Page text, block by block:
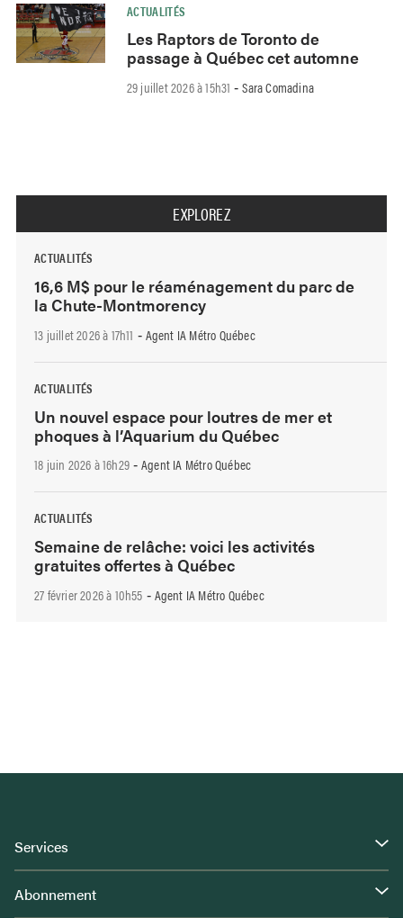
ACTUALITÉS
Les Raptors de Toronto de
passage à Québec cet automne
29 juillet 2026 à 15h31 -Sara Comadina
EXPLOREZ
ACTUALITÉS
16,6 M$ pour le réaménagement du parc de
la Chute-Montmorency
13 juillet 2026 à 17h11 - Agent IA Métro Québec
ACTUALITÉS
Un nouvel espace pour loutres de mer et
phoques à l’Aquarium du Québec
18 juin 2026 à 16h29 - Agent IA Métro Québec
ACTUALITÉS
Semaine de relâche: voici les activités
gratuites offertes à Québec
27 février 2026 à 10h55 - Agent IA Métro Québec
Services
Abonnement